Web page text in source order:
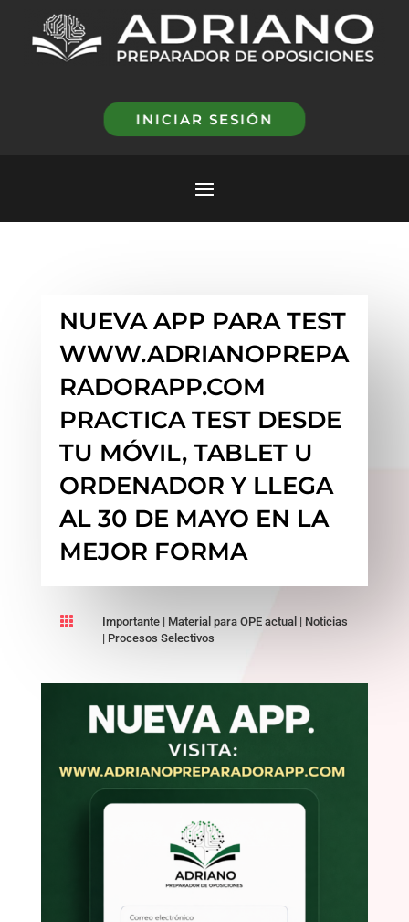
INICIAR SESIÓN
NUEVA APP PARA TEST
WWW.ADRIANOPREPA
RADORAPP.COM
PRACTICA TEST DESDE
TU MÓVIL, TABLET U
ORDENADOR Y LLEGA
AL 30 DE MAYO EN LA
MEJOR FORMA
 Importante| Material para OPE actual | Noticias
| Procesos Selectivos